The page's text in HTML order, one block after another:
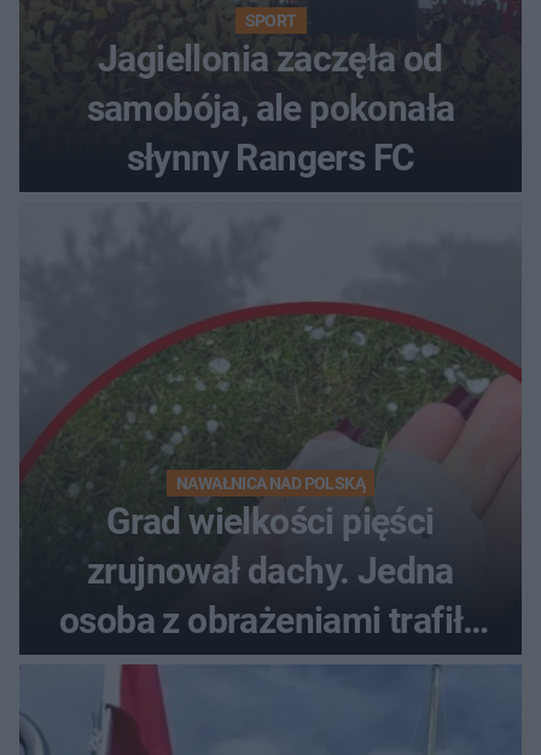
SPORT
Jagiellonia zaczęła od
samobója, ale pokonała
słynny Rangers FC
NAWAŁNICA NAD POLSKĄ
Grad wielkości pięści
zrujnował dachy. Jedna
osoba z obrażeniami trafiła
do szpitala